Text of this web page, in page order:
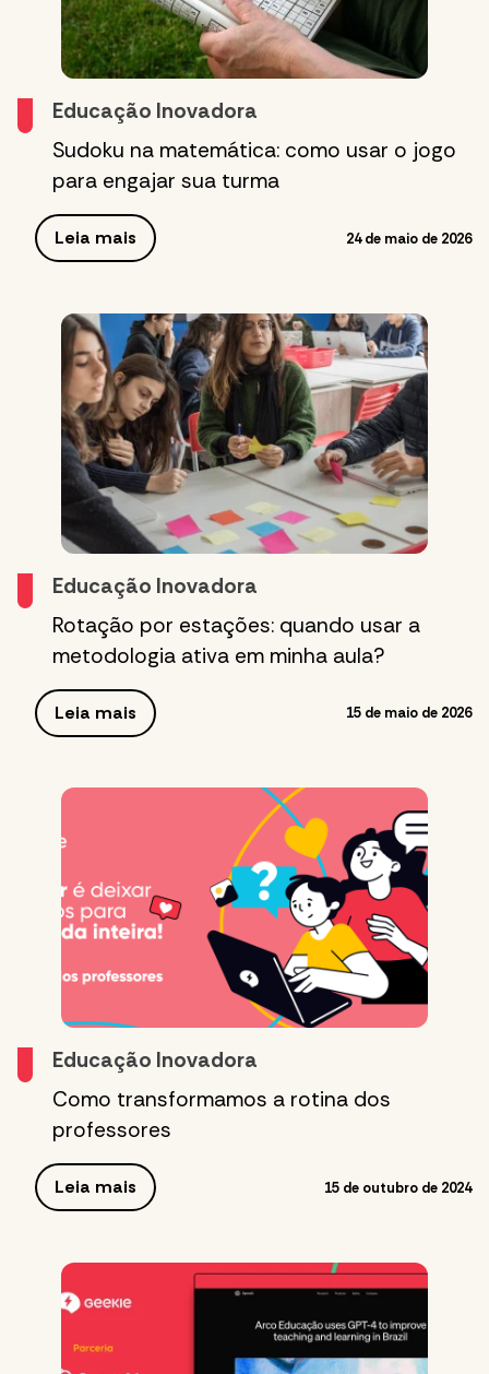
Educação Inovadora
Sudoku na matemática: como usar o jogo
para engajar sua turma
Leia mais 24 de maio de 2026
Educação Inovadora
Rotação por estações: quando usar a
metodologia ativa em minha aula?
Leia mais 15 de maio de 2026
Educação Inovadora
Como transformamos a rotina dos
professores
Leia mais 15 de outubro de 2024